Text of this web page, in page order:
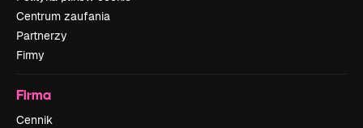
Centrum zaufania
Partnerzy
Firmy
Firma
Cennik